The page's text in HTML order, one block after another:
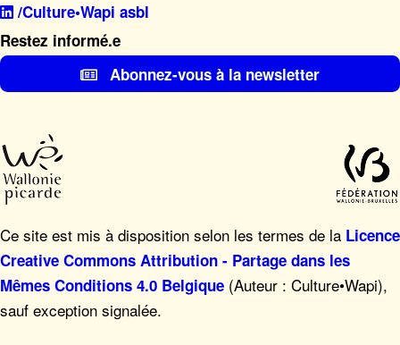
/Culture•Wapi asbl
Restez informé.e
Abonnez-vous à la newsletter
Ce site est mis à disposition selon les termes de la Licence
Creative Commons Attribution - Partage dans les
Mêmes Conditions 4.0 Belgique (Auteur : Culture•Wapi),
sauf exception signalée.